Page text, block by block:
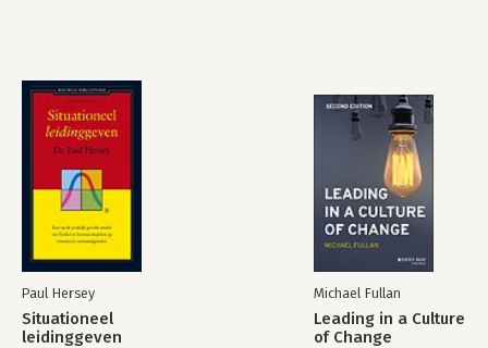
Paul Hersey
Situationeel
leidinggeven
Michael Fullan
Leading in a Culture
of Change